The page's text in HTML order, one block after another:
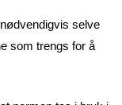
selve
som trengs for å